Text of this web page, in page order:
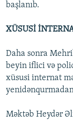
başlanıb.
XÜSUSİ
Daha sonra
beyin iflici və
xüsusi internat
Məktəb Heydər